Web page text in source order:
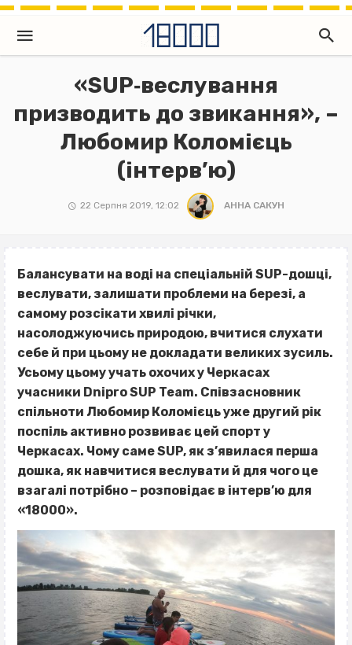
«SUP‐веслування
призводить до звикання», –
Любомир Коломієць
(інтерв’ю)
22 Серпня 2019, 12:02 АННА САКУН
Балансувати на воді на спеціальній SUP-дошці,
веслувати, залишати проблеми на березі, а
самому розсікати хвилі річки,
насолоджуючись природою, вчитися слухати
себе й при цьому не докладати великих зусиль.
Усьому цьому учать охочих у Черкасах
учасники Dnipro SUP Team. Співзасновник
спільноти Любомир Коломієць уже другий рік
поспіль активно розвиває цей спорт у
Черкасах. Чому самеSUP, як з’явилася перша
дошка, як навчитися веслувати й для чого це
взагалі потрібно – розповідає в інтерв’ю для
«18000».